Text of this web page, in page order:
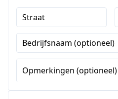
Straat
Bedrijfsnaam (optioneel)
Opmerkingen (optioneel)